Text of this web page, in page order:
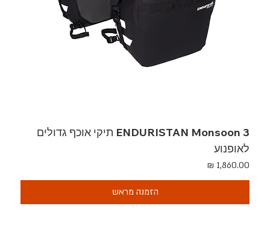
ENDURISTAN Monsoon 3 תיקי אוכף גדולים
לאופנוע
מחיר
הזמנה מראש